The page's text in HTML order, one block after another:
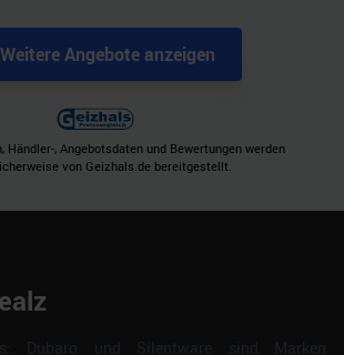
Weitere Angebote anzeigen
Händler-, Angebotsdaten und Bewertungen werden
von Geizhals.de bereitgestellt.